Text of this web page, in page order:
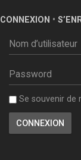
CONNEXION •
Se souvenir de